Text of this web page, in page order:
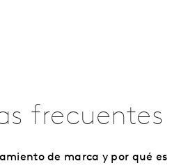
frecuentes
de marca y por qué es